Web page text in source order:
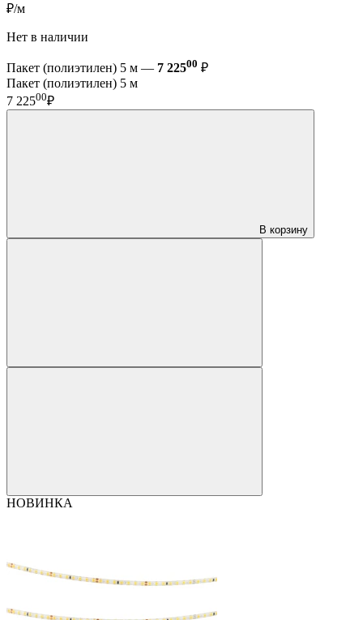
₽/м
Нет в наличии
Пакет (полиэтилен) 5 м — 7 22500 ₽
Пакет (полиэтилен) 5 м
7 22500₽
В корзину
НОВИНКА